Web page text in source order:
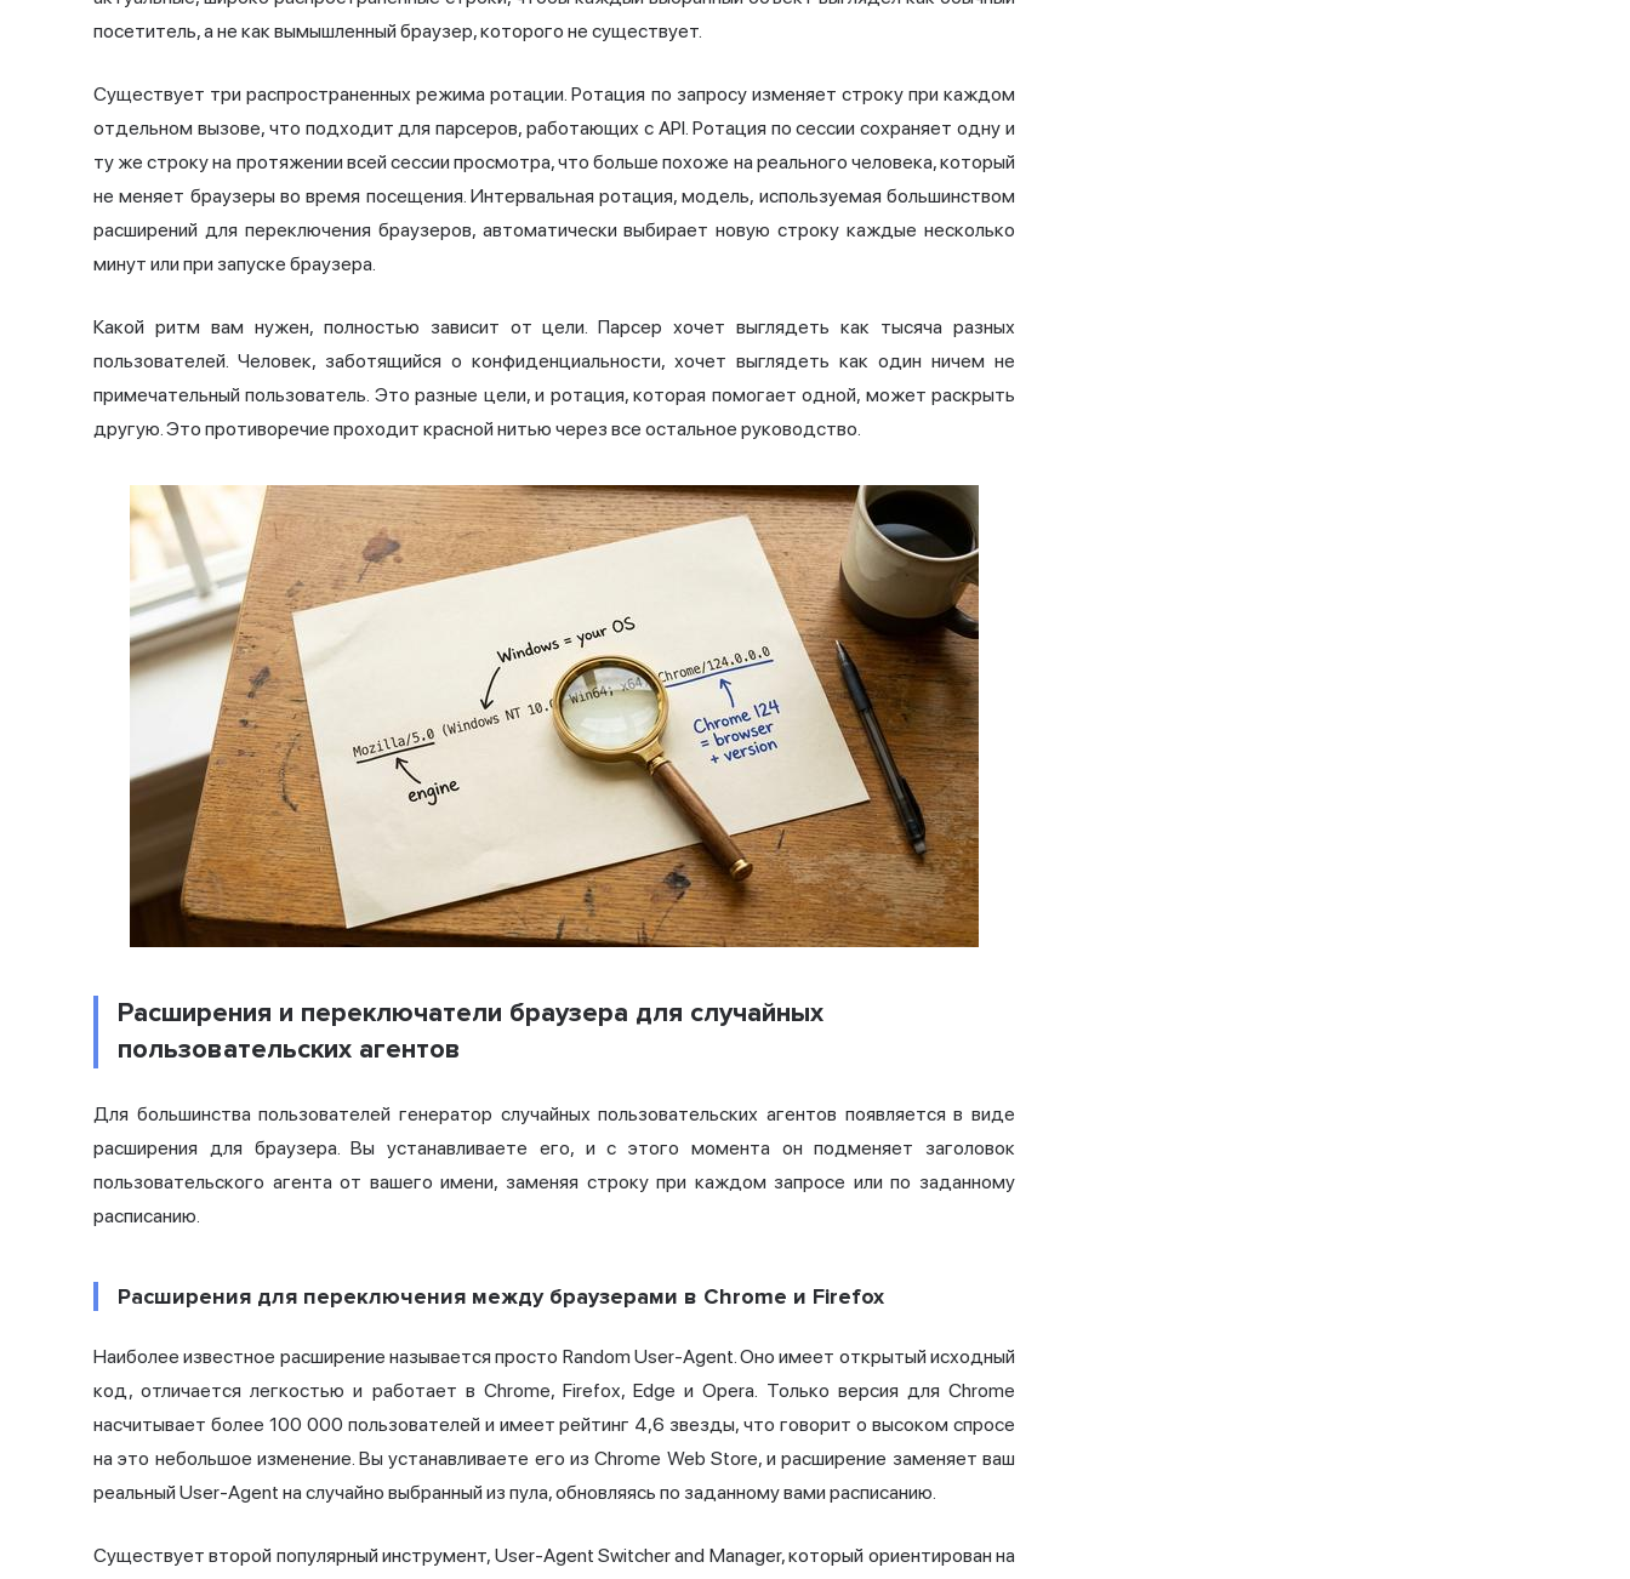
посетитель, а не как вымышленный браузер, которого не существует.
Существует три распространенных режима ротации. Ротация по запросу изменяет строку при каждом
отдельном вызове, что подходит для парсеров, работающих с API. Ротация по сессии сохраняет одну и
ту же строку на протяжении всей сессии просмотра, что больше похоже на реального человека, который
не меняет браузеры во время посещения. Интервальная ротация, модель, используемая большинством
расширений для переключения браузеров, автоматически выбирает новую строку каждые несколько
минут или при запуске браузера.
Какой ритм вам нужен, полностью зависит от цели. Парсер хочет выглядеть как тысяча разных
пользователей. Человек, заботящийся о конфиденциальности, хочет выглядеть как один ничем не
примечательный пользователь. Это разные цели, и ротация, которая помогает одной, может раскрыть
другую. Это противоречие проходит красной нитью через все остальное руководство.
Расширения и переключатели браузера для случайных
пользовательских агентов
Для большинства пользователей генератор случайных пользовательских агентов появляется в виде
расширения для браузера. Вы устанавливаете его, и с этого момента он подменяет заголовок
пользовательского агента от вашего имени, заменяя строку при каждом запросе или по заданному
расписанию.
Расширения для переключения между браузерами в Chrome и Firefox
Наиболее известное расширение называется просто Random User-Agent. Оно имеет открытый исходный
код, отличается легкостью и работает в Chrome, Firefox, Edge и Opera. Только версия для Chrome
насчитывает более 100 000 пользователей и имеет рейтинг 4,6 звезды, что говорит о высоком спросе
на это небольшое изменение. Вы устанавливаете его из Chrome Web Store, и расширение заменяет ваш
реальный User-Agent на случайно выбранный из пула, обновляясь по заданному вами расписанию.
Существует второй популярный инструмент, User-Agent Switcher and Manager, который ориентирован на